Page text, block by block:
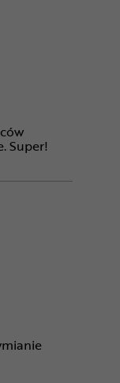
Super!